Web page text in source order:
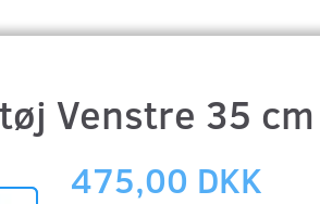
Venstre 35 cm
475,00 DKK